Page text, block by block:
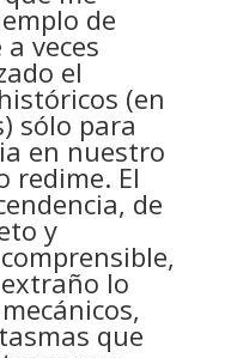
de
veces
el
(en
sólo para
en nuestro
redime. El
de
y
lo
que